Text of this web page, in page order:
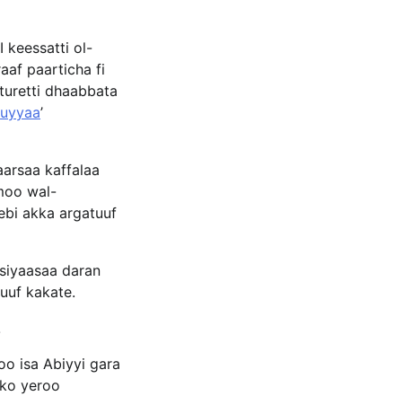
keessatti ol-
paarticha fi
dhaabbata
’
kaffalaa
wal-
akka argatuuf
daran
kakate.
isa Abiyyi gara
yeroo